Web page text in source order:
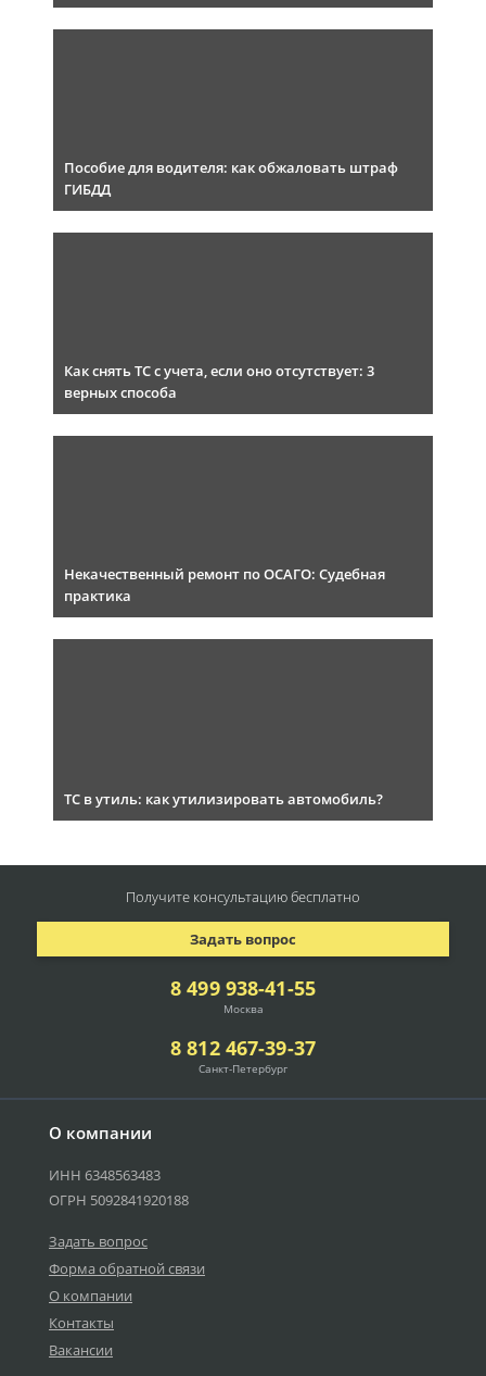
Пособие для водителя: как обжаловать штраф
ГИБДД
Как снять ТС с учета, если оно отсутствует: 3
верных способа
Некачественный ремонт по ОСАГО: Судебная
практика
ТС в утиль: как утилизировать автомобиль?
О компании
ИНН 6348563483
ОГРН 5092841920188
Задать вопрос
Форма обратной связи
О компании
Контакты
Вакансии
8 499 938-41-55
Москва
8 812 467-39-37
Санкт-Петербург
Задать вопрос
Получите консультациюбесплатно